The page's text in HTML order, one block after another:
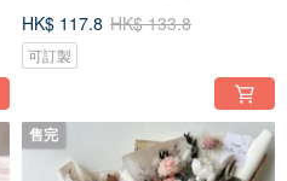
HK$ 117.8 HK$ 133.8
可訂製
售完